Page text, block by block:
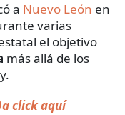
a Nuevo León en
varias
el objetivo
más allá de los
click aquí